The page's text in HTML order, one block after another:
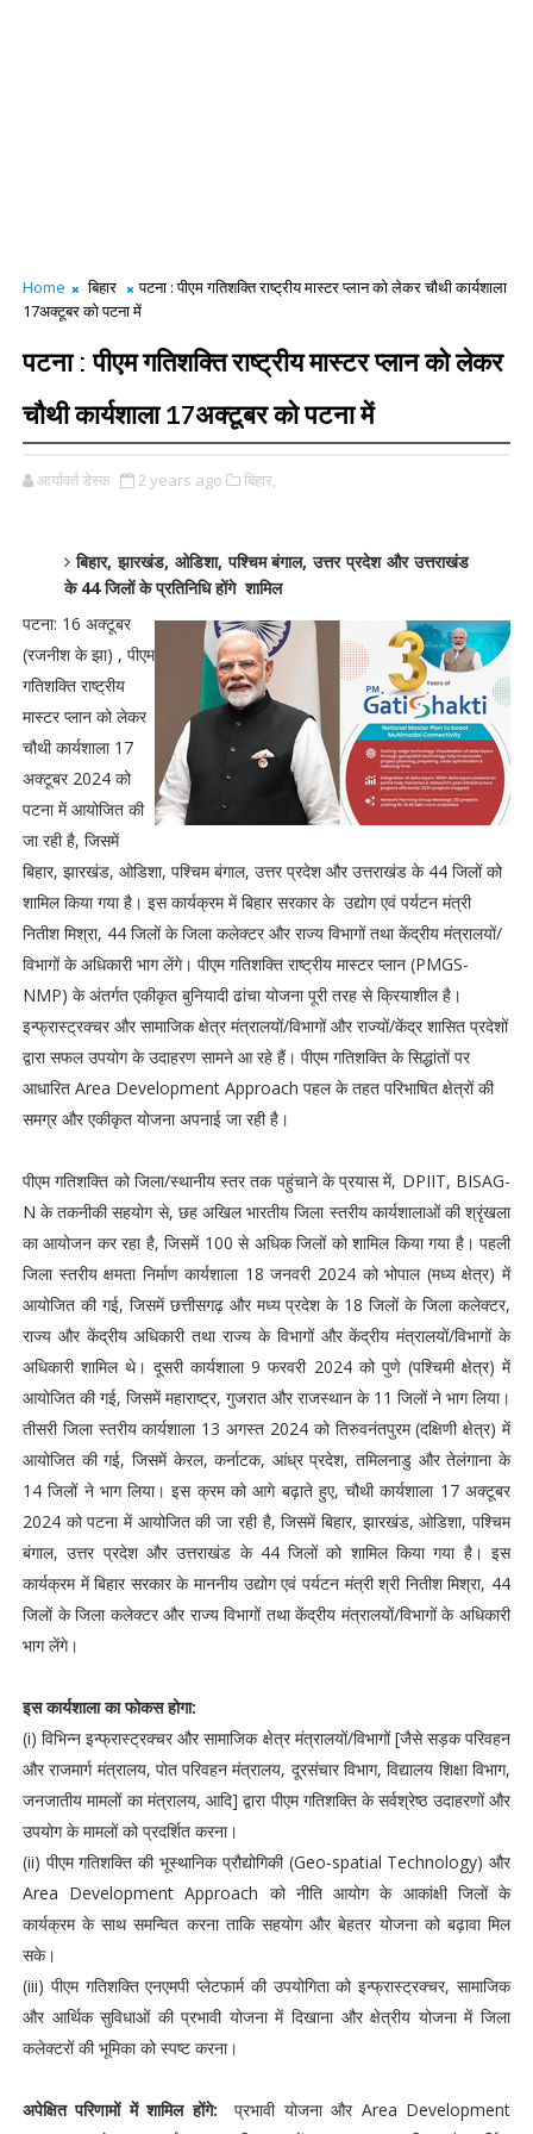
Home बिहार
पटना : पीएम गतिशक्ति राष्ट्रीय मास्टर प्लान को लेकर चौथी कार्यशाला
17अक्टूबर को पटना में
पटना : पीएम गतिशक्ति राष्ट्रीय मास्टर प्लान को लेकर
चौथी कार्यशाला 17अक्टूबर को पटना में
आर्यावर्त डेस्क 2 years ago बिहार,
बिहार, झारखंड, ओडिशा, पश्चिम बंगाल, उत्तर प्रदेश और उत्तराखंड
के 44 जिलों के प्रतिनिधि होंगे शामिल
पटना: 16 अक्टूबर
(रजनीश के झा) , पीएम
गतिशक्ति राष्ट्रीय
मास्टर प्लान को लेकर
चौथी कार्यशाला 17
अक्टूबर 2024 को
पटना में आयोजित की
जा रही है, जिसमें
बिहार, झारखंड, ओडिशा, पश्चिम बंगाल, उत्तर प्रदेश और उत्तराखंड के 44 जिलों को
शामिल किया गया है। इस कार्यक्रम में बिहार सरकार के उद्योग एवं पर्यटन मंत्री
नितीश मिश्रा, 44 जिलों के जिला कलेक्टर और राज्य विभागों तथा केंद्रीय मंत्रालयों/
विभागों के अधिकारी भाग लेंगे। पीएम गतिशक्ति राष्ट्रीय मास्टर प्लान (PMGS-
NMP) के अंतर्गत एकीकृत बुनियादी ढांचा योजना पूरी तरह से क्रियाशील है।
इन्फ्रास्ट्रक्चर और सामाजिक क्षेत्र मंत्रालयों/विभागों और राज्यों/केंद्र शासित प्रदेशों
द्वारा सफल उपयोग के उदाहरण सामने आ रहे हैं। पीएम गतिशक्ति के सिद्धांतों पर
आधारित Area Development Approach पहल के तहत परिभाषित क्षेत्रों की
समग्र और एकीकृत योजना अपनाई जा रही है।
पीएम गतिशक्ति को जिला/स्थानीय स्तर तक पहुंचाने के प्रयास में, DPIIT, BISAG-
N के तकनीकी सहयोग से, छह अखिल भारतीय जिला स्तरीय कार्यशालाओं की श्रृंखला
का आयोजन कर रहा है, जिसमें 100 से अधिक जिलों को शामिल किया गया है। पहली
जिला स्तरीय क्षमता निर्माण कार्यशाला 18 जनवरी 2024 को भोपाल (मध्य क्षेत्र) में
आयोजित की गई, जिसमें छत्तीसगढ़ और मध्य प्रदेश के 18 जिलों के जिला कलेक्टर,
राज्य और केंद्रीय अधिकारी तथा राज्य के विभागों और केंद्रीय मंत्रालयों/विभागों के
अधिकारी शामिल थे। दूसरी कार्यशाला 9 फरवरी 2024 को पुणे (पश्चिमी क्षेत्र) में
आयोजित की गई, जिसमें महाराष्ट्र, गुजरात और राजस्थान के 11 जिलों ने भाग लिया।
तीसरी जिला स्तरीय कार्यशाला 13 अगस्त 2024 को तिरुवनंतपुरम (दक्षिणी क्षेत्र) में
आयोजित की गई, जिसमें केरल, कर्नाटक, आंध्र प्रदेश, तमिलनाडु और तेलंगाना के
14 जिलों ने भाग लिया। इस क्रम को आगे बढ़ाते हुए, चौथी कार्यशाला 17 अक्टूबर
2024 को पटना में आयोजित की जा रही है, जिसमें बिहार, झारखंड, ओडिशा, पश्चिम
बंगाल, उत्तर प्रदेश और उत्तराखंड के 44 जिलों को शामिल किया गया है। इस
कार्यक्रम में बिहार सरकार के माननीय उद्योग एवं पर्यटन मंत्री श्री नितीश मिश्रा, 44
जिलों के जिला कलेक्टर और राज्य विभागों तथा केंद्रीय मंत्रालयों/विभागों के अधिकारी
भाग लेंगे।
इस कार्यशाला का फोकस होगा:
(i) विभिन्न इन्फ्रास्ट्रक्चर और सामाजिक क्षेत्र मंत्रालयों/विभागों [जैसे सड़क परिवहन
और राजमार्ग मंत्रालय, पोत परिवहन मंत्रालय, दूरसंचार विभाग, विद्यालय शिक्षा विभाग,
जनजातीय मामलों का मंत्रालय, आदि] द्वारा पीएम गतिशक्ति के सर्वश्रेष्ठ उदाहरणों और
उपयोग के मामलों को प्रदर्शित करना।
(ii) पीएम गतिशक्ति की भूस्थानिक प्रौद्योगिकी (Geo-spatial Technology) और
Area Development Approach को नीति आयोग के आकांक्षी जिलों के
कार्यक्रम के साथ समन्वित करना ताकि सहयोग और बेहतर योजना को बढ़ावा मिल
सके।
(iii) पीएम गतिशक्ति एनएमपी प्लेटफार्म की उपयोगिता को इन्फ्रास्ट्रक्चर, सामाजिक
और आर्थिक सुविधाओं की प्रभावी योजना में दिखाना और क्षेत्रीय योजना में जिला
कलेक्टरों की भूमिका को स्पष्ट करना।
अपेक्षित परिणामों में शामिल होंगे:
प्रभावी योजना और Area Development